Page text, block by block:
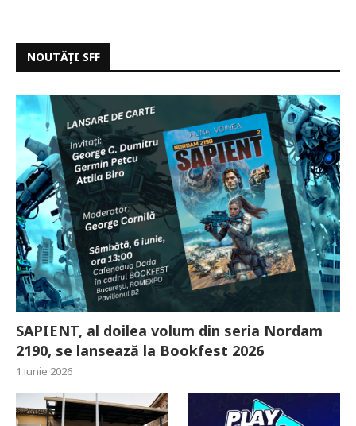
NOUTĂȚI SFF
SAPIENT, al doilea volum din seria Nordam
2190, se lansează la Bookfest 2026
1 iunie 2026